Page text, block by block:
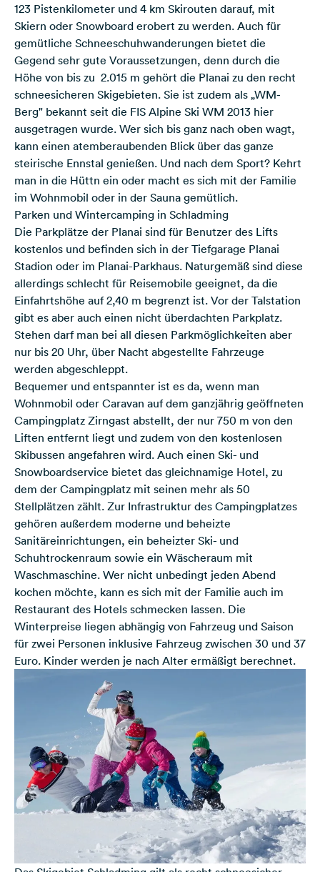
123 Pistenkilometer und 4 km Skirouten darauf, mit
Skiern oder Snowboard erobert zu werden. Auch für
gemütliche Schneeschuhwanderungen bietet die
Gegend sehr gute Voraussetzungen, denn durch die
Höhe von bis zu 2.015 m gehört die Planai zu den recht
schneesicheren Skigebieten. Sie ist zudem als „WM-
Berg" bekannt seit die FIS Alpine Ski WM 2013 hier
ausgetragen wurde. Wer sich bis ganz nach oben wagt,
kann einen atemberaubenden Blick über das ganze
steirische Ennstal genießen. Und nach dem Sport? Kehrt
man in die Hüttn ein oder macht es sich mit der Familie
im Wohnmobil oder in der Sauna gemütlich.
Parken und Wintercamping in Schladming
Die Parkplätze der Planai sind für Benutzer des Lifts
kostenlos und befinden sich in der Tiefgarage Planai
Stadion oder im Planai-Parkhaus. Naturgemäß sind diese
allerdings schlecht für Reisemobile geeignet, da die
Einfahrtshöhe auf 2,40 m begrenzt ist. Vor der Talstation
gibt es aber auch einen nicht überdachten Parkplatz.
Stehen darf man bei all diesen Parkmöglichkeiten aber
nur bis 20 Uhr, über Nacht abgestellte Fahrzeuge
werden abgeschleppt.
Bequemer und entspannter ist es da, wenn man
Wohnmobil oder Caravan auf dem ganzjährig geöffneten
Campingplatz Zirngast abstellt, der nur 750 m von den
Liften entfernt liegt und zudem von den kostenlosen
Skibussen angefahren wird. Auch einen Ski- und
Snowboardservice bietet das gleichnamige Hotel, zu
dem der Campingplatz mit seinen mehr als 50
Stellplätzen zählt. Zur Infrastruktur des Campingplatzes
gehören außerdem moderne und beheizte
Sanitäreinrichtungen, ein beheizter Ski- und
Schuhtrockenraum sowie ein Wäscheraum mit
Waschmaschine. Wer nicht unbedingt jeden Abend
kochen möchte, kann es sich mit der Familie auch im
Restaurant des Hotels schmecken lassen. Die
Winterpreise liegen abhängig von Fahrzeug und Saison
für zwei Personen inklusive Fahrzeug zwischen 30 und 37
Euro. Kinder werden je nach Alter ermäßigt berechnet.